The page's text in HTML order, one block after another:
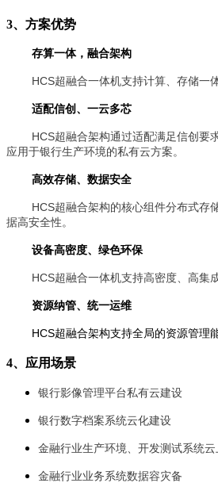
3、方案优势
存算一体，融合架构
HCS超融合一体机支持计算、存储一
适配信创、一云多芯
HCS超融合架构通过适配满足信创要
应用于银行生产环境的私有云方案。
高效存储、数据安全
HCS超融合架构的核心组件分布式存
据高安全性。
设备高密度、绿色环保
HCS超融合一体机支持高密度、高集
资源纳管、统一运维
HCS超融合架构支持全局的资源管理
4、应用场景
银行影像管理平台私有云建设
银行数字档案系统云化建设
金融行业生产环境、开发测试系统
金融行业业务系统数据容灾备